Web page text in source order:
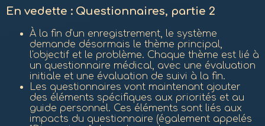
En vedette : Questionnaires, partie 2
À la fin d'un enregistrement, le système
demande désormais le thème principal,
l'objectif et le problème. Chaque thème est lié à
un questionnaire médical, avec une évaluation
initiale et une évaluation de suivi à la fin.
Les questionnaires vont maintenant ajouter
des éléments spécifiques aux priorités et au
guide personnel. Ces éléments sont liés aux
impacts du questionnaire (également appelés